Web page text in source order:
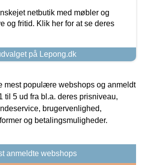
netbutik med møbler og
og fritid. Klik her for at se deres
på Lepong.dk
mest populære webshops og anmeldt
til 5 ud fra bl.a. deres prisniveau,
brugervenlighed,
og betalingsmuligheder.
anmeldte webshops